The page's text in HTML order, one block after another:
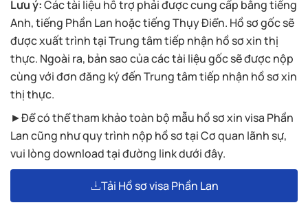
Lưu ý:Các tài liệu hỗ trợ phải được cung cấp bằng tiếng
Anh, tiếng Phần Lan hoặc tiếng Thụy Điển. Hồ sơ gốc sẽ
được xuất trình tại Trung tâm tiếp nhận hồ sơ xin thị
thực. Ngoài ra, bản sao của các tài liệu gốc sẽ được nộp
cùng với đơn đăng ký đến Trung tâm tiếp nhận hồ sơ xin
thị thực.
►Để có thể tham khảo toàn bộ mẫu hồ sơ xin visa Phần
Lan cũng như quy trình nộp hồ sơ tại Cơ quan lãnh sự,
vui lòng download tại đường link dưới đây.
Tải Hồ sơ visa Phần Lan